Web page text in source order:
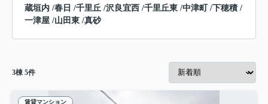
蔵垣内 /春日 /千里丘 /沢良宜西 /千里丘東 /中津町 /下穂積 /
一津屋 /山田東 /真砂
3棟 5件
賃貸マンション